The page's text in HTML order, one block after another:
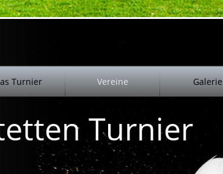
Turnier Vereine Galerie
Turnier